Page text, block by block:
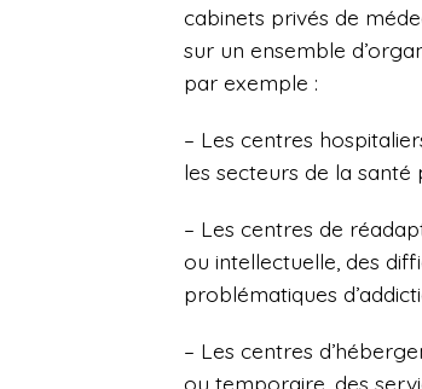
cabinets privés de
sur un ensemble
par exemple :
– Les centres
les secteurs de la
– Les centres de
ou intellectuelle, des
problématiques
– Les centres
ou temporaire, des